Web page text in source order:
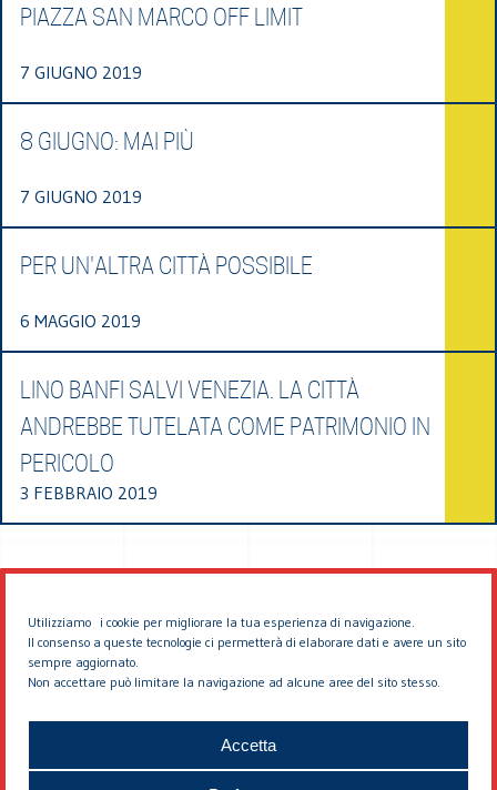
Utilizziamo i cookie per migliorare la tua esperienza di navigazione.
Il consenso a queste tecnologie ci permetterà di elaborare dati e avere un sito
sempre aggiornato.
Non accettare può limitare la navigazione ad alcune aree del sito stesso.
Accetta
PIAZZA SAN MARCO OFF LIMIT
7 GIUGNO 2019
8 GIUGNO: MAI PIÙ
7 GIUGNO 2019
PER UN'ALTRA CITTÀ POSSIBILE
6 MAGGIO 2019
LINO BANFI SALVI VENEZIA. LA CITTÀ
ANDREBBE TUTELATA COME PATRIMONIO IN
PERICOLO
3 FEBBRAIO 2019
© 2026 EDDYBURG